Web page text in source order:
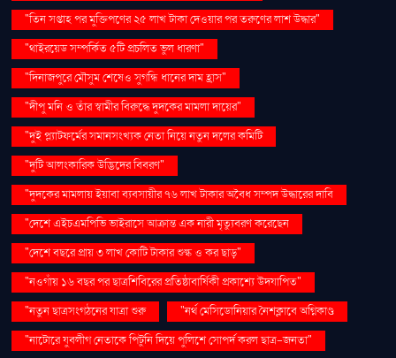
"তিন সপ্তাহ পর মুক্তিপণের ২৫ লাখ টাকা দেওয়ার পর তরুণের লাশ উদ্ধার"
"থাইরয়েড সম্পর্কিত ৫টি প্রচলিত ভুল ধারণা"
"দিনাজপুরে মৌসুম শেষেও সুগন্ধি ধানের দাম হ্রাস"
"দীপু মনি ও তাঁর স্বামীর বিরুদ্ধে দুদকের মামলা দায়ের"
"দুই প্ল্যাটফর্মের সমানসংখ্যক নেতা নিয়ে নতুন দলের কমিটি
"দুটি আলংকারিক উদ্ভিদের বিবরণ"
"দুদকের মামলায় ইয়াবা ব্যবসায়ীর ৭৬ লাখ টাকার অবৈধ সম্পদ উদ্ধারের দাবি
"দেশে এইচএমপিভি ভাইরাসে আক্রান্ত এক নারী মৃত্যুবরণ করেছেন
"দেশে বছরে প্রায় ৩ লাখ কোটি টাকার শুল্ক ও কর ছাড়"
"নওগাঁয় ১৬ বছর পর ছাত্রশিবিরের প্রতিষ্ঠাবার্ষিকী প্রকাশ্যে উদযাপিত"
"নতুন ছাত্রসংগঠনের যাত্রা শুরু
"নর্থ মেসিডোনিয়ার নৈশক্লাবে অগ্নিকাণ্ড
"নাটোরে যুবলীগ নেতাকে পিটুনি দিয়ে পুলিশে সোপর্দ করল ছাত্র-জনতা"